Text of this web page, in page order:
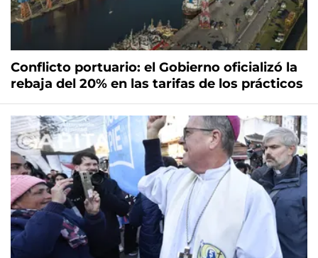
Conflicto portuario: el Gobierno oficializó la
rebaja del 20% en las tarifas de los prácticos